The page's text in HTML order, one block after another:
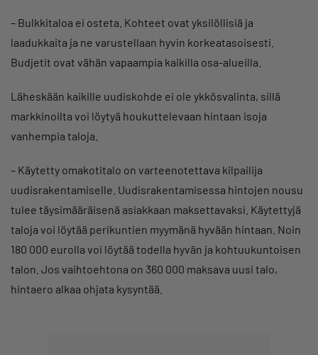
– Bulkkitaloa ei osteta. Kohteet ovat yksilöllisiä ja
laadukkaita ja ne varustellaan hyvin korkeatasoisesti.
Budjetit ovat vähän vapaampia kaikilla osa-alueilla.
Läheskään kaikille uudiskohde ei ole ykkösvalinta, sillä
markkinoilta voi löytyä houkuttelevaan hintaan isoja
vanhempia taloja.
– Käytetty omakotitalo on varteenotettava kilpailija
uudisrakentamiselle. Uudisrakentamisessa hintojen nousu
tulee täysimääräisenä asiakkaan maksettavaksi. Käytettyjä
taloja voi löytää perikuntien myymänä hyvään hintaan. Noin
180 000 eurolla voi löytää todella hyvän ja kohtuukuntoisen
talon. Jos vaihtoehtona on 360 000 maksava uusi talo,
hintaero alkaa ohjata kysyntää.